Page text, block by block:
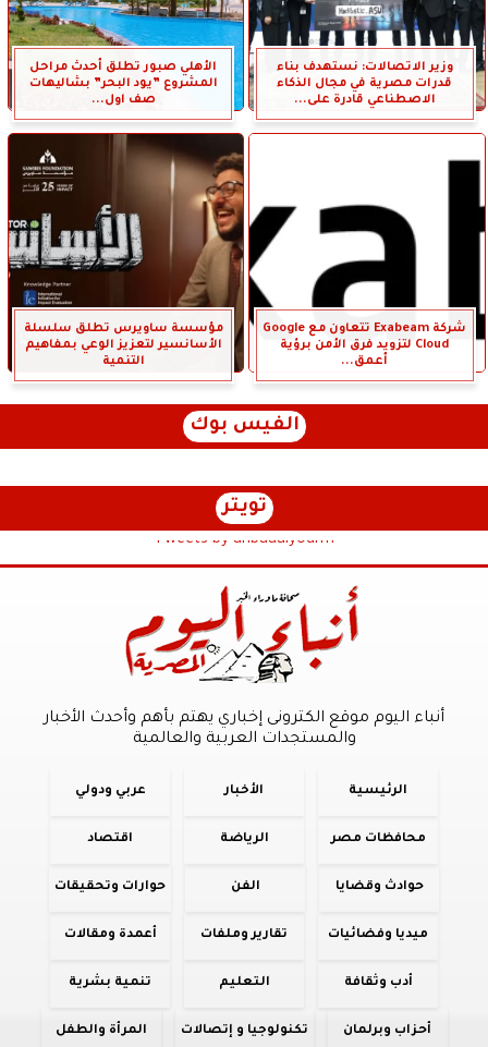
وزير الاتصالات: نستهدف بناء
قدرات مصرية في مجال الذكاء
الاصطناعي قادرة على...
الأهلي صبور تطلق أحدث مراحل
المشروع ”يود البحر” بشاليهات
صف اول...
شركة Exabeam تتعاون مع Google
Cloud لتزويد فرق الأمن برؤية
أعمق...
مؤسسة ساويرس تطلق سلسلة
الأسانسير لتعزيز الوعي بمفاهيم
التنمية
الفيس بوك
تويتر
Tweets by anbaaalyoum1
أنباء اليوم موقع الكترونى إخباري يهتم بأهم وأحدث الأخبار
والمستجدات العربية والعالمية
الرئيسية الأخبار عربي ودولي
محافظات مصر الرياضة اقتصاد
حوادث وقضايا الفن حوارات وتحقيقات
ميديا وفضائيات تقارير وملفات أعمدة ومقالات
أدب وثقافة التعليم تنمية بشرية
أحزاب وبرلمان تكنولوجيا و إتصالات المرأة والطفل